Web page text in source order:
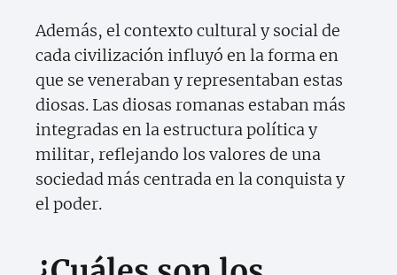
Además, el contexto cultural y social de
cada civilización influyó en la forma en
que se veneraban y representaban estas
diosas. Las diosas romanas estaban más
integradas en la estructura política y
militar, reflejando los valores de una
sociedad más centrada en la conquista y
el poder.